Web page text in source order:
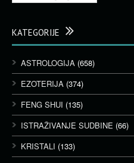
KATEGORIJE
ASTROLOGIJA (658)
EZOTERIJA (374)
FENG SHUI (135)
ISTRAŽIVANJE SUDBINE (66)
KRISTALI (133)